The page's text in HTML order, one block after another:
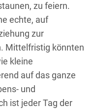
zu feiern.
echte, auf
zur
Mittelfristig könnten
kleine
auf das ganze
und
ist jeder Tag der